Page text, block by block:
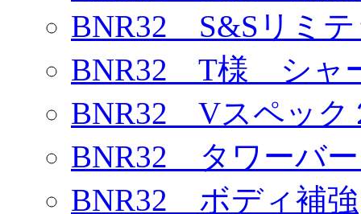
BNR32 S&Sリミ
BNR32 T様 シャ
BNR32 Vスペッ
BNR32 タワーバ
BNR32 ボディ補強